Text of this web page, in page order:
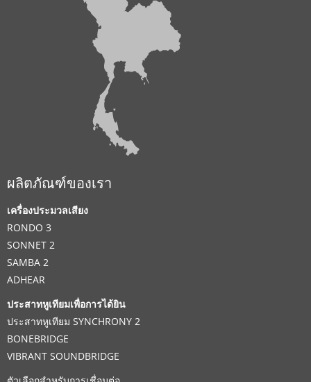
ผลิตภัณฑ์ของเรา
เครื่องประมวลเสียง
RONDO 3
SONNET 2
SAMBA 2
ADHEAR
ประสาทหูเทียมเพื่อการได้ยิน
ประสาทหูเทียม SYNCHRONY 2
BONEBRIDGE
VIBRANT SOUNDBRIDGE